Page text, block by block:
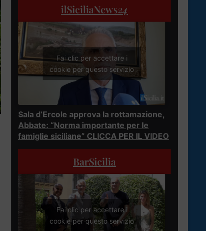
ilSiciliaNews24
Fai clic per accettare i
cookie per questo servizio
Sala d’Ercole approva la rottamazione,
Abbate: “Norma importante per le
famiglie siciliane” CLICCA PER IL VIDEO
BarSicilia
Fai clic per accettare i
cookie per questo servizio